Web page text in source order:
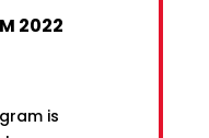
2022
is